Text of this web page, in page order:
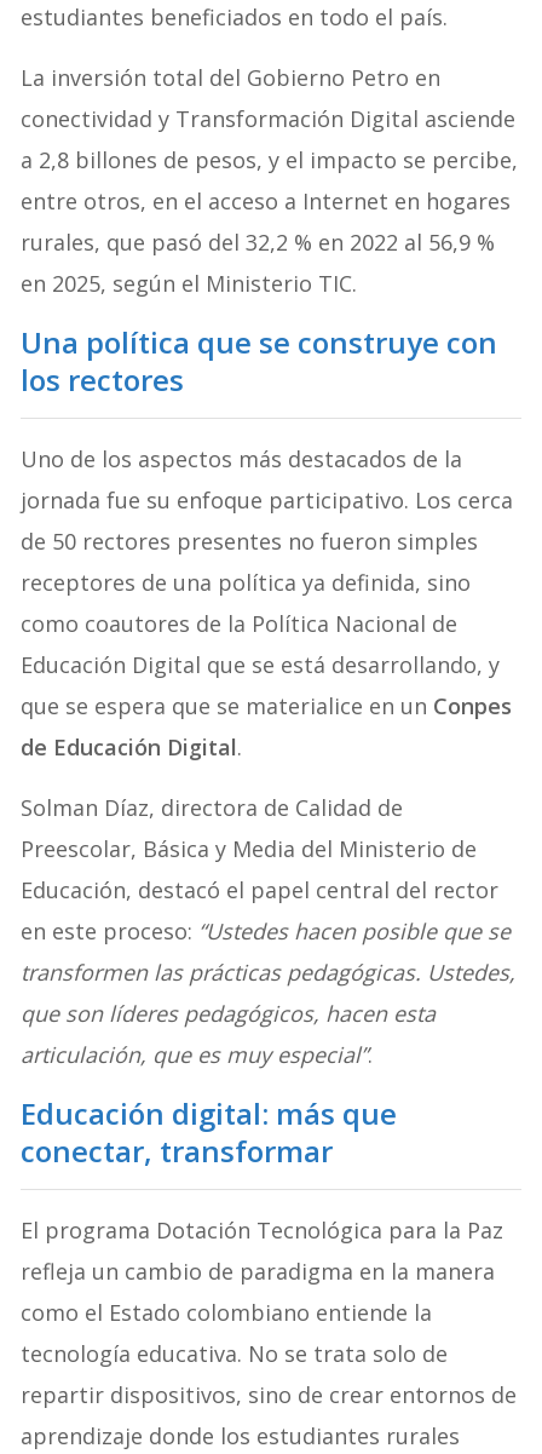
estudiantes beneficiados en todo el país.
La inversión total del Gobierno Petro en
conectividad y Transformación Digital asciende
a 2,8 billones de pesos, y el impacto se percibe,
entre otros, en el acceso a Internet en hogares
rurales, que pasó del 32,2 % en 2022 al 56,9 %
en 2025, según el Ministerio TIC.
Una política que se construye con
los rectores
Uno de los aspectos más destacados de la
jornada fue su enfoque participativo. Los cerca
de 50 rectores presentes no fueron simples
receptores de una política ya definida, sino
como coautores de la Política Nacional de
Educación Digital que se está desarrollando, y
que se espera que se materialice en un Conpes
de Educación Digital.
Solman Díaz, directora de Calidad de
Preescolar, Básica y Media del Ministerio de
Educación, destacó el papel central del rector
en este proceso: “Ustedes hacen posible que se
transformen las prácticas pedagógicas. Ustedes,
que son líderes pedagógicos, hacen esta
articulación, que es muy especial”.
Educación digital: más que
conectar, transformar
El programa Dotación Tecnológica para la Paz
refleja un cambio de paradigma en la manera
como el Estado colombiano entiende la
tecnología educativa. No se trata solo de
repartir dispositivos, sino de crear entornos de
aprendizaje donde los estudiantes rurales